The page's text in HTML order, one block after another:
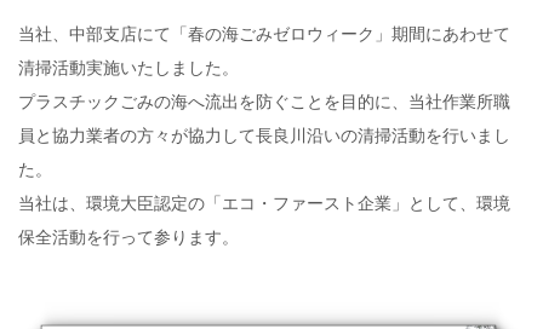
当社、中部支店にて「春の海ごみゼロウィーク」期間にあわせて
清掃活動実施いたしました。
プラスチックごみの海へ流出を防ぐことを目的に、当社作業所職
員と協力業者の方々が協力して長良川沿いの清掃活動を行いまし
た。
当社は、環境大臣認定の「エコ・ファースト企業」として、環境
保全活動を行って参ります。